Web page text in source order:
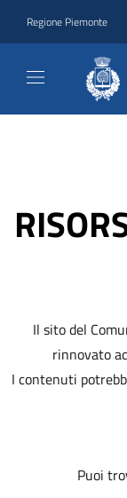
Regione Piemonte
Il sito del
rinnovato
I contenuti
Puoi